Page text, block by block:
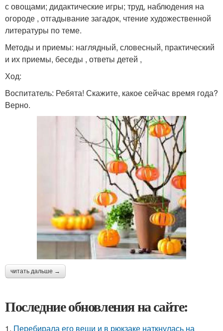
с овощами; дидактические игры; труд, наблюдения на
огороде , отгадывание загадок, чтение художественной
литературы по теме.
Методы и приемы: наглядный, словесный, практический
и их приемы, беседы , ответы детей ,
Ход:
Воспитатель: Ребята! Скажите, какое сейчас время года?
Верно.
читать дальше →
Последние обновления на сайте:
1. Перебирала его вещи и в рюкзаке наткнулась на